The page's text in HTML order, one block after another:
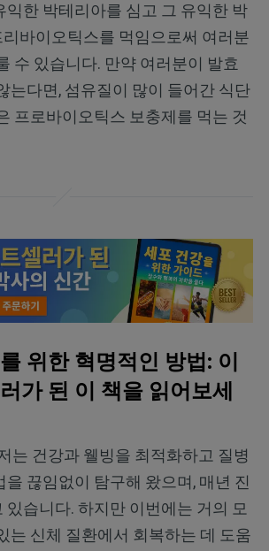
익한 박테리아를 심고 그 유익한 박
바이오틱스를 먹임으로써 여러분
수 있습니다. 만약 여러분이 발효
는다면, 섬유질이 많이 들어간 식단
프로바이오틱스 보충제를 먹는 것
위한 혁명적인 방법: 이
가 된 이 책을 읽어보세
는 건강과 웰빙을 최적화하고 질병
을 끊임없이 탐구해 왔으며, 매년 진
있습니다. 하지만 이번에는 거의 모
는 신체 질환에서 회복하는 데 도움